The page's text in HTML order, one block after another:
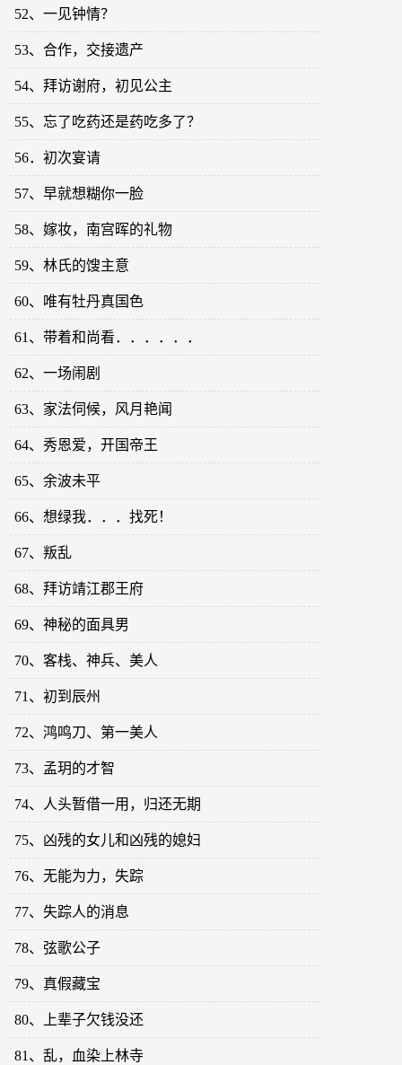
52、一见钟情？
53、合作，交接遗产
54、拜访谢府，初见公主
55、忘了吃药还是药吃多了？
56．初次宴请
57、早就想糊你一脸
58、嫁妆，南宫晖的礼物
59、林氏的馊主意
60、唯有牡丹真国色
61、带着和尚看．．．．．．
62、一场闹剧
63、家法伺候，风月艳闻
64、秀恩爱，开国帝王
65、余波未平
66、想绿我．．．找死！
67、叛乱
68、拜访靖江郡王府
69、神秘的面具男
70、客栈、神兵、美人
71、初到辰州
72、鸿鸣刀、第一美人
73、孟玥的才智
74、人头暂借一用，归还无期
75、凶残的女儿和凶残的媳妇
76、无能为力，失踪
77、失踪人的消息
78、弦歌公子
79、真假藏宝
80、上辈子欠钱没还
81、乱，血染上林寺